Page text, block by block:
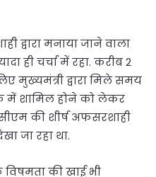
द्वारा मनाया जाने वाला
ही चर्चा में रहा. करीब 2
द्वारा मिले समय
में शामिल होने को लेकर
की शीर्ष अफसरशाही
जा रहा था.
की खाई भी